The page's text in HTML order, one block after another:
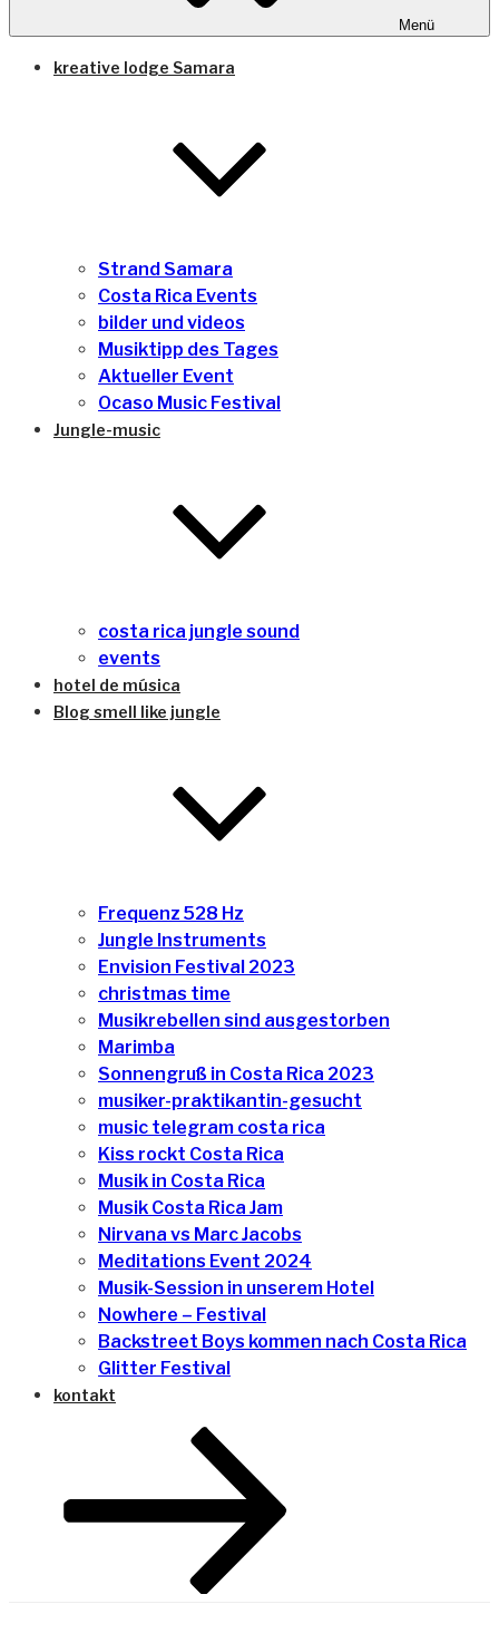
Menü
kreative lodge Samara
Strand Samara
Costa Rica Events
bilder und videos
Musiktipp des Tages
Aktueller Event
Ocaso Music Festival
Jungle-music
costa rica jungle sound
events
hotel de música
Blog smell like jungle
Frequenz 528 Hz
Jungle Instruments
Envision Festival 2023
christmas time
Musikrebellen sind ausgestorben
Marimba
Sonnengruß in Costa Rica 2023
musiker-praktikantin-gesucht
music telegram costa rica
Kiss rockt Costa Rica
Musik in Costa Rica
Musik Costa Rica Jam
Nirvana vs Marc Jacobs
Meditations Event 2024
Musik-Session in unserem Hotel
Nowhere – Festival
Backstreet Boys kommen nach Costa Rica
Glitter Festival
kontakt